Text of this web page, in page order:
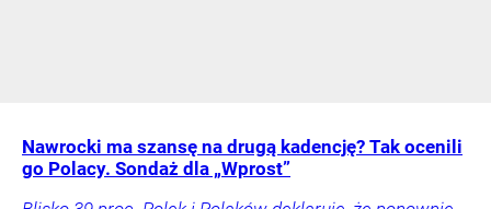
Nawrocki ma szansę na drugą kadencję? Tak ocenili
go Polacy. Sondaż dla „Wprost”